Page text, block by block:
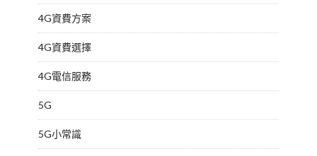
4G資費方案
4G資費選擇
4G電信服務
5G
5G小常識